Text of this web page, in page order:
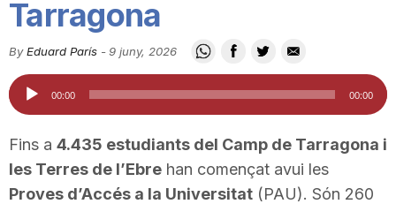
i
u
a
Tarragona
By Eduard París -9 juny, 2026
Reproductor
d'àudio
00:00 00:00
Fins a 4.435 estudiants del Camp de Tarragona i
les Terres de l’Ebre han començat avui les
Proves d’Accés a la Universitat (PAU). Són 260